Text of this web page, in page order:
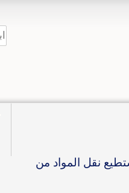
نقل المواد من